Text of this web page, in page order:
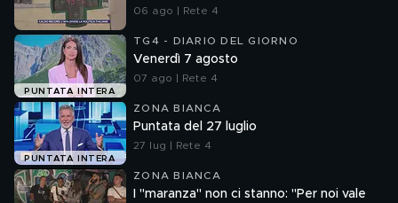
06 ago | Rete 4
PUNTATA INTERA
TG4 - DIARIO DEL GIORNO
Venerdì 7 agosto
07 ago | Rete 4
PUNTATA INTERA
ZONA BIANCA
Puntata del 27 luglio
27 lug | Rete 4
ZONA BIANCA
I "maranza" non ci stanno: "Per noi vale